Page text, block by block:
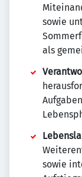
sowie
als
sowie